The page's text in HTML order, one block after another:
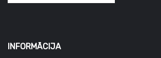
INFORMĀCIJA